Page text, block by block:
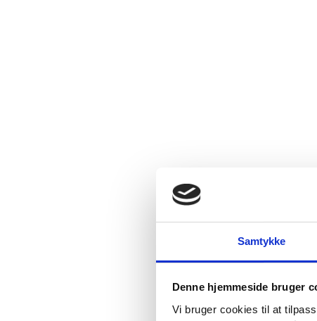
Samtykke
Denne hjemmeside bruger
Vi bruger cookies til at